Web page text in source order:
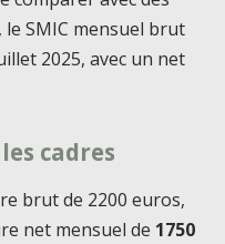
le SMIC mensuel brut
2025, avec un net
cadres
brut de 2200 euros,
net mensuel de 1750